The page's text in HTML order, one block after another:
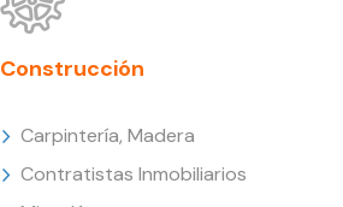
Construcción
Carpintería, Madera
Contratistas Inmobiliarios